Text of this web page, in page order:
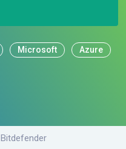
Microsoft Azure
Bitdefender